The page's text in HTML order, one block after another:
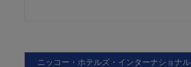
ニッコー・ホテルズ・インターナショナル